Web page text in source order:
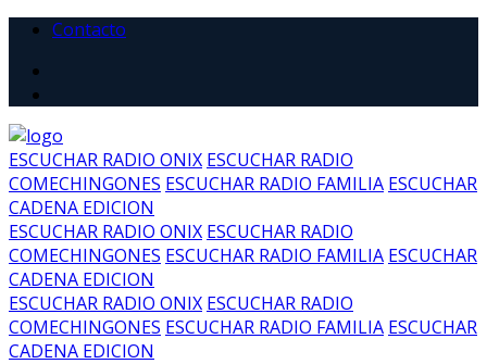
Contacto
ESCUCHAR RADIO ONIX ESCUCHAR RADIO
COMECHINGONES ESCUCHAR RADIO FAMILIA ESCUCHAR
CADENA EDICION
ESCUCHAR RADIO ONIX ESCUCHAR RADIO
COMECHINGONES ESCUCHAR RADIO FAMILIA ESCUCHAR
CADENA EDICION
ESCUCHAR RADIO ONIX ESCUCHAR RADIO
COMECHINGONES ESCUCHAR RADIO FAMILIA ESCUCHAR
CADENA EDICION